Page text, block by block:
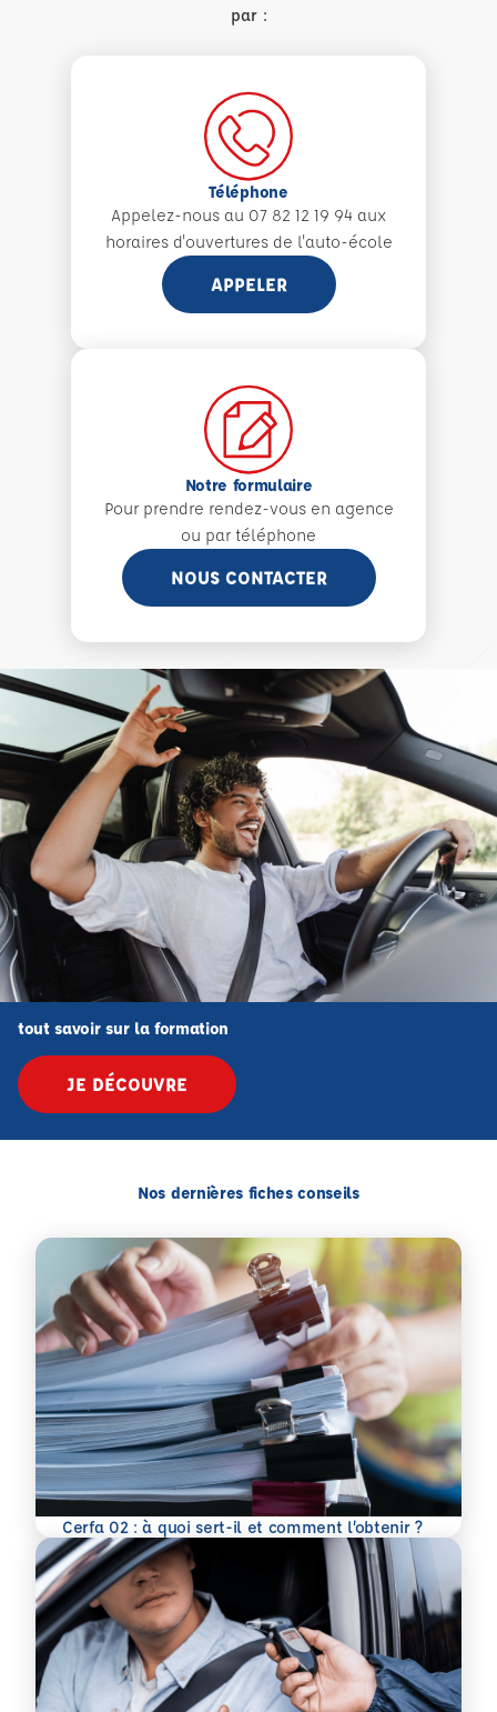
par :
Téléphone
Appelez-nous au 07 82 12 19 94 aux
horaires d'ouvertures de l'auto-école
APPELER
Notre formulaire
Pour prendre rendez-vous en agence
ou par téléphone
NOUS CONTACTER
tout savoir sur la formation
JE DÉCOUVRE
Nos dernières fiches conseils
Cerfa 02 : à quoi sert-il et comment l’obtenir ?
En savoir plus